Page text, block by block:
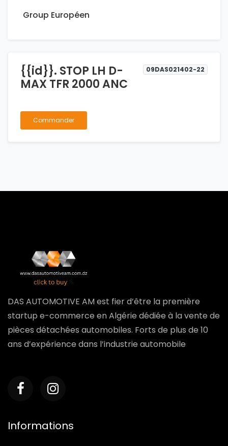
Group Européen
{{id}}. STOP LH D-
MAX TFR 2000 ANC
09DAS021402-22
Commander
DAS AUTOMOTIVE AM est fier d’être la première
startup e-commerce en Algérie dédiée à la vente de
pièces détachées automobiles. Forts de plus de 10
ans d’expérience dans l’industrie automobile
Informations